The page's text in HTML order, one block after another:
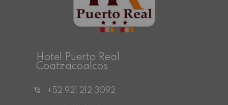
Hotel Puerto Real
Coatzacoalcos
+52 921 212 3092